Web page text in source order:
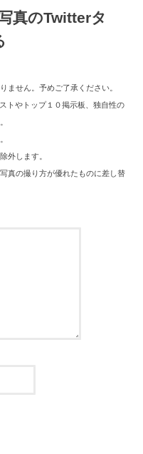
真のTwitterタ
ません。予めご了承ください。
トやトップ１０掲示板、独自性の
外します。
真の撮り方が優れたものに差し替